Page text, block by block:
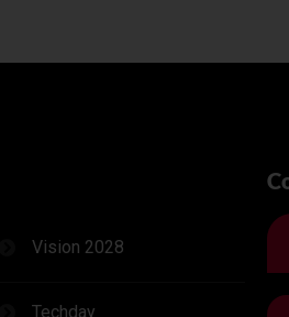
Vision 2028
Techday